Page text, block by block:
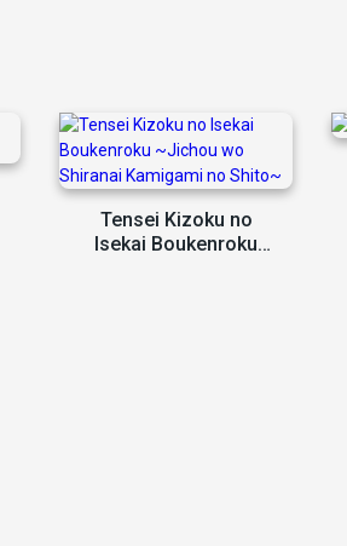
Tensei Kizoku no
Isekai Boukenroku